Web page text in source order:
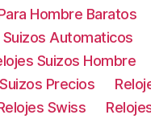
Hombre Baratos
Suizos Automaticos
Suizos Hombre
Precios
Swiss